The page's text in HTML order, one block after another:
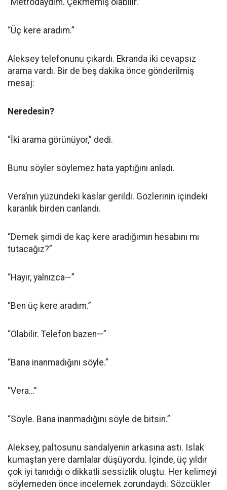
“Metrodaydım. Çekmemiş olabilir.”
“Üç kere aradım.”
Aleksey telefonunu çıkardı. Ekranda iki cevapsız
arama vardı. Bir de beş dakika önce gönderilmiş
mesaj:
Neredesin?
“İki arama görünüyor,” dedi.
Bunu söyler söylemez hata yaptığını anladı.
Vera’nın yüzündeki kaslar gerildi. Gözlerinin içindeki
karanlık birden canlandı.
“Demek şimdi de kaç kere aradığımın hesabını mı
tutacağız?”
“Hayır, yalnızca—”
“Ben üç kere aradım.”
“Olabilir. Telefon bazen—”
“Bana inanmadığını söyle.”
“Vera…”
“Söyle. Bana inanmadığını söyle de bitsin.”
Aleksey, paltosunu sandalyenin arkasına astı. Islak
kumaştan yere damlalar düşüyordu. İçinde, üç yıldır
çok iyi tanıdığı o dikkatli sessizlik oluştu. Her kelimeyi
söylemeden önce incelemek zorundaydı. Sözcükler